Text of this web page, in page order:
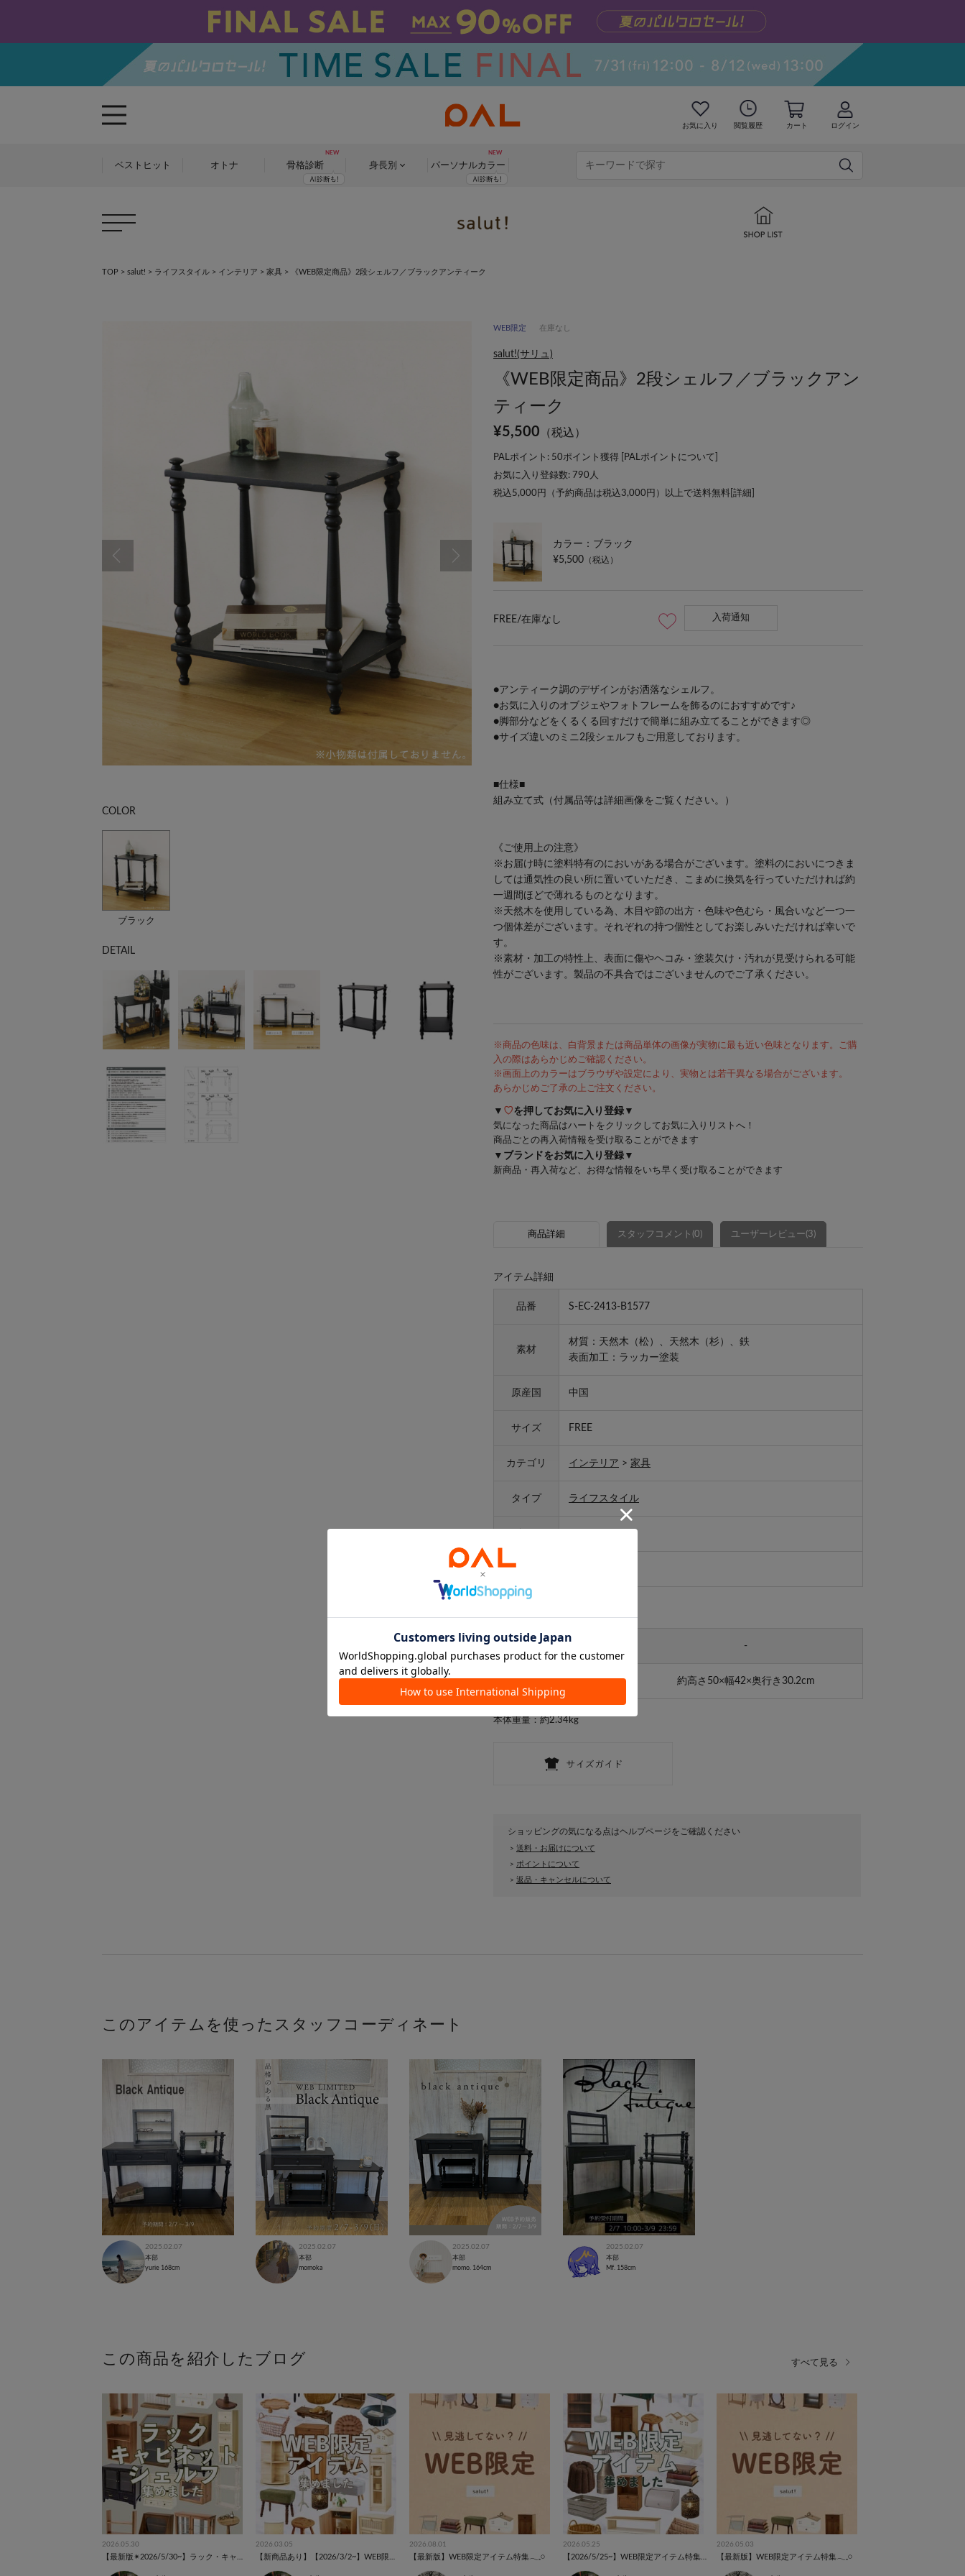
お気に入り 閲覧履歴 カート ログイン
ベストヒット オトナ 骨格診断 身長別 パーソナルカラー
TOP > salut! > ライフスタイル > インテリア > 家具 > 《WEB限定商品》2段シェルフ／ブラックアンティーク
COLOR
ブラック
DETAIL
WEB限定 在庫なし
salut!(サリュ)
《WEB限定商品》2段シェルフ／ブラックアン
ティーク
¥5,500 （税込）
PALポイント: 50ポイント獲得 [ PALポイントについて
お気に入り登録数: 790 人
税込5,000円（予約商品は税込3,000円）以上で送料無料[ 詳細
カラー：ブラック
¥5,500 （税込）
FREE/在庫なし 入荷通知
●アンティーク調のデザインがお洒落なシェルフ。
●お気に入りのオブジェやフォトフレームを飾るのにおすすめです♪
●脚部分などをくるくる回すだけで簡単に組み立てることができます◎
●サイズ違いの ミニ2段シェルフ もご用意しております。
■仕様■
組み立て式（付属品等は詳細画像をご覧ください。）​​​​​
《ご使用上の注意》
※お届け時に塗料特有のにおいがある場合がございます。塗料のにおいにつきま
しては通気性の良い所に置いていただき、こまめに換気を行っていただければ約
一週間ほどで薄れるものとなります。
※天然木を使用している為、木目や節の出方・色味や色むら・風合いなど一つ一
つ個体差がございます。それぞれの持つ個性としてお楽しみいただければ幸いで
す。
※素材・加工の特性上、表面に傷やヘコみ・塗装欠け・汚れが見受けられる可能
性がございます。製品の不具合ではございませんのでご了承ください。
※商品の色味は、白背景または商品単体の画像が実物に最も近い色味となります。ご購
入の際はあらかじめご確認ください。
※画面上のカラーはブラウザや設定により、実物とは若干異なる場合がございます。
あらかじめご了承の上ご注文ください。
▼ ♡を押してお気に入り登録▼
気になった商品はハートをクリックしてお気に入りリストへ！
商品ごとの再入荷情報を受け取ることができます
▼ブランドをお気に入り登録▼
新商品・再入荷など、お得な情報をいち早く受け取ることができます
商品詳細 スタッフコメント(0) ユーザーレビュー(3)
アイテム詳細
品番 S-EC-2413-B1577
素材
材質：天然木（松）、天然木（杉）、鉄
表面加工：ラッカー塗装
原産国 中国
サイズ FREE
カテゴリ インテリア > 家具
タイプ ライフスタイル
取り扱い
アイテムサイズ
サイズ -
FREE 約高さ50×幅42×奥行き30.2cm
耐荷重：各段約5kg
本体重量：約2.34kg
ショッピングの気になる点はヘルプページをご確認ください
> 送料・お届けについて
> ポイントについて
> 返品・キャンセルについて
このアイテムを使ったスタッフコーディネート
2025.02.07
本部
yurie 168cm
2025.02.07
本部
momoka
2025.02.07
本部
momo. 164cm
2025.02.07
本部
Mf. 158cm
この商品を紹介したブログ
2026.05.30
【最新版✴︎2026/5/30~】ラック・キャビネット特集
2026.03.05
【新商品あり】【2026/3/2~】WEB限定アイテム特集⚘⚘⚘
2026.08.01
【最新版】WEB限定アイテム特集𓂃𓈒𓏸
2026.05.25
【2026/5/25~】WEB限定アイテム特集⚘⚘⚘
2026.05.03
【最新版】WEB限定アイテム特集𓂃𓈒𓏸
すべて見る